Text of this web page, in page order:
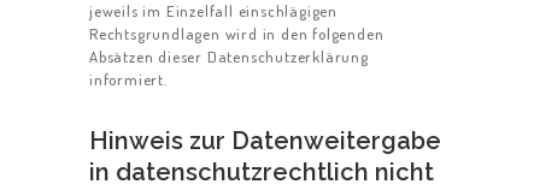
jeweils im Einzelfall einschlägigen
Rechtsgrundlagen wird in den folgenden
Absätzen dieser Datenschutzerklärung
informiert.
Hinweis zur Datenweitergabe
in datenschutzrechtlich nicht